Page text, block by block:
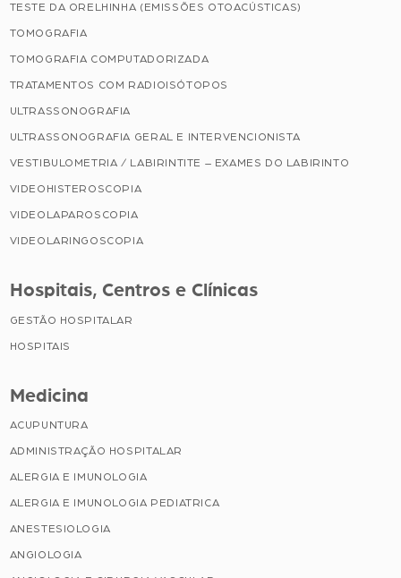
TESTE DA ORELHINHA (EMISSÕES OTOACÚSTICAS)
TOMOGRAFIA
TOMOGRAFIA COMPUTADORIZADA
TRATAMENTOS COM RADIOISÓTOPOS
ULTRASSONOGRAFIA
ULTRASSONOGRAFIA GERAL E INTERVENCIONISTA
VESTIBULOMETRIA / LABIRINTITE – EXAMES DO LABIRINTO
VIDEOHISTEROSCOPIA
VIDEOLAPAROSCOPIA
VIDEOLARINGOSCOPIA
Hospitais, Centros e Clínicas
GESTÃO HOSPITALAR
HOSPITAIS
Medicina
ACUPUNTURA
ADMINISTRAÇÃO HOSPITALAR
ALERGIA E IMUNOLOGIA
ALERGIA E IMUNOLOGIA PEDIATRICA
ANESTESIOLOGIA
ANGIOLOGIA